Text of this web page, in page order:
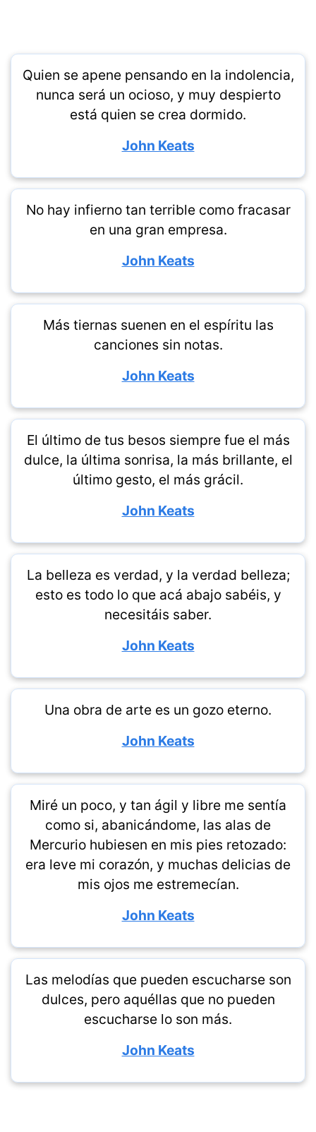
Quien se apene pensando en la indolencia,
nunca será un ocioso, y muy despierto
está quien se crea dormido.
John Keats
No hay infierno tan terrible como fracasar
en una gran empresa.
John Keats
Más tiernas suenen en el espíritu las
canciones sin notas.
John Keats
El último de tus besos siempre fue el más
dulce, la última sonrisa, la más brillante, el
último gesto, el más grácil.
John Keats
La belleza es verdad, y la verdad belleza;
esto es todo lo que acá abajo sabéis, y
necesitáis saber.
John Keats
Una obra de arte es un gozo eterno.
John Keats
Miré un poco, y tan ágil y libre me sentía
como si, abanicándome, las alas de
Mercurio hubiesen en mis pies retozado:
era leve mi corazón, y muchas delicias de
mis ojos me estremecían.
John Keats
Las melodías que pueden escucharse son
dulces, pero aquéllas que no pueden
escucharse lo son más.
John Keats